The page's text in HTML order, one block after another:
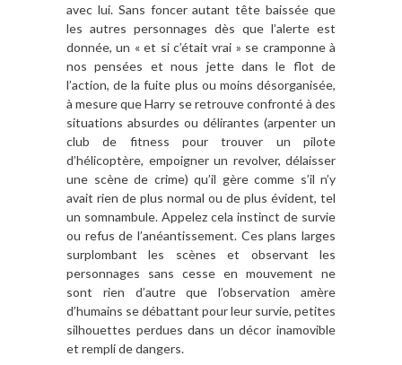
avec lui. Sans foncer autant tête baissée que
les autres personnages dès que l’alerte est
donnée, un « et si c’était vrai » se cramponne à
nos pensées et nous jette dans le flot de
l’action, de la fuite plus ou moins désorganisée,
à mesure que Harry se retrouve confronté à des
situations absurdes ou délirantes (arpenter un
club de fitness pour trouver un pilote
d’hélicoptère, empoigner un revolver, délaisser
une scène de crime) qu’il gère comme s’il n’y
avait rien de plus normal ou de plus évident, tel
un somnambule. Appelez cela instinct de survie
ou refus de l’anéantissement. Ces plans larges
surplombant les scènes et observant les
personnages sans cesse en mouvement ne
sont rien d’autre que l’observation amère
d’humains se débattant pour leur survie, petites
silhouettes perdues dans un décor inamovible
et rempli de dangers.